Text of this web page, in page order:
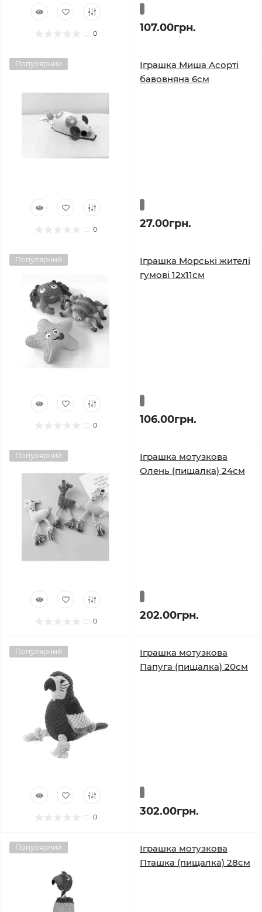
0 107.00грн.
Популярний
0
Іграшка Миша Асорті
бавовняна 6см
27.00грн.
Популярний
0
Іграшка Морські жителі
гумові 12х11см
106.00грн.
Популярний
0
Іграшка мотузкова
Олень (пищалка) 24см
202.00грн.
Популярний
0
Іграшка мотузкова
Папуга (пищалка) 20см
302.00грн.
Популярний
Іграшка мотузкова
Пташка (пищалка) 28см